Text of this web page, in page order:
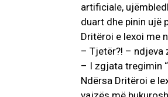
artificiale,
duart dhe pinin ujë
Dritëroi e lexoi me
– Tjetër?! – ndjeva
– I zgjata tregimin
Ndërsa Dritëroi e